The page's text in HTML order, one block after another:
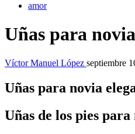
amor
Uñas para
Víctor Manuel López septiembre
Uñas para novia
Uñas de los pies para